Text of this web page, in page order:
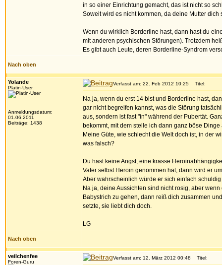
in so einer Einrichtung gemacht, das ist nicht so
Soweit wird es nicht kommen, da deine Mutter
Wenn du wirklich Borderline hast, dann hast du
mit anderen psychischen Störungen). Trotzdem
Es gibt auch Leute, deren Borderline-Syndrom
Nach oben
Yolande
Platin-User
Anmeldungsdatum:
01.06.2011
Beiträge: 1438
Verfasst am: 22. Feb 2012 10:25 Titel:
Na ja, wenn du erst 14 bist und Borderline hast,
gar nicht begreifen kannst, was die Störung
aus, sondern ist fast "in" während der Pubertät.
bekommt, mit dem stelle ich dann ganz böse
Meine Güte, wie schlecht die Welt doch ist, in der
was falsch?
Du hast keine Angst, eine krasse
Vater selbst Heroin genommen hat, dann wird er
Aber wahrscheinlich würde er sich einfach
Na ja, deine Aussichten sind nicht rosig, aber
Babystrich zu gehen, dann reiß dich zusammen
setzte, sie liebt dich doch.
LG
Nach oben
veilchenfee
Foren-Guru
Verfasst am: 12. März 2012 00:48 Titel: